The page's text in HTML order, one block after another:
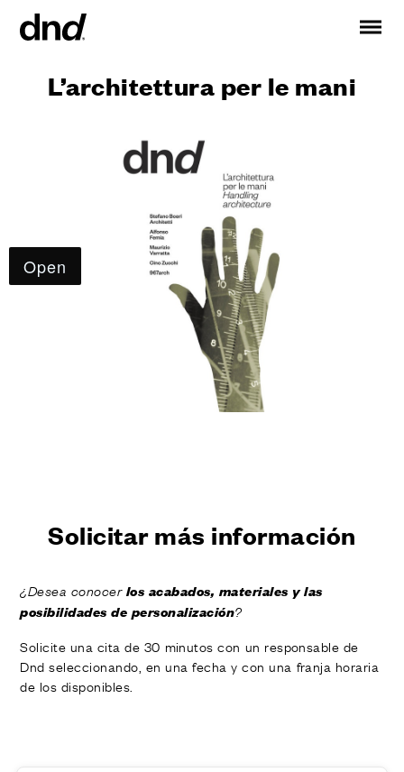
PRODUCTOS
Manijas para puertas
Manijas para ventanas
Tiradores para puertas y portones
Manija personalizadas
Pomos y accesorios para muebles
Manijas para puertas correderas
Manillas para puertas correderas elevadoras
L’architettura per le mani
Solicitar más información
¿Desea conocer los acabados, materiales y las
posibilidades de personalización?
Solicite una cita de 30 minutos con un responsable de
Dnd seleccionando, en una fecha y con una franja horaria
de los disponibles.